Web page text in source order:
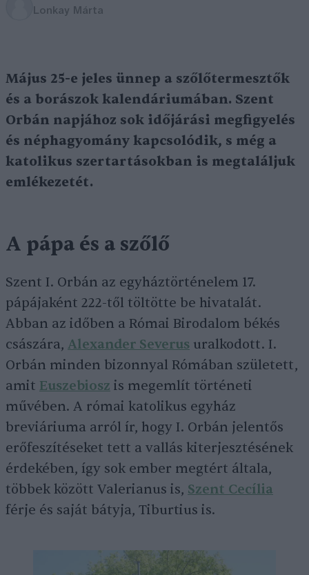
Lonkay Márta
Május 25-e jeles ünnep a szőlőtermesztők
és a borászok kalendáriumában. Szent
Orbán napjához sok időjárási megfigyelés
és néphagyomány kapcsolódik, s még a
katolikus szertartásokban is megtaláljuk
emlékezetét.
A pápa és a szőlő
Szent I. Orbán az egyháztörténelem 17.
pápájaként 222-től töltötte be hivatalát.
Abban az időben a Római Birodalom békés
császára, Alexander Severus uralkodott. I.
Orbán minden bizonnyal Rómában született,
amit Euszebiosz is megemlít történeti
művében. A római katolikus egyház
breviáriuma arról ír, hogy I. Orbán jelentős
erőfeszítéseket tett a vallás kiterjesztésének
érdekében, így sok ember megtért általa,
többek között Valerianus is, Szent Cecília
férje és saját bátyja, Tiburtius is.